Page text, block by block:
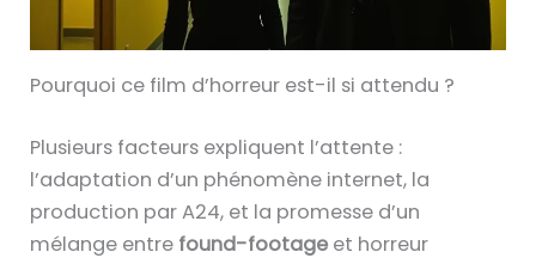
Pourquoi ce film d’horreur est-il si attendu ?
Plusieurs facteurs expliquent l’attente :
l’adaptation d’un phénomène internet, la
production par A24, et la promesse d’un
mélange entre found-footage et horreur